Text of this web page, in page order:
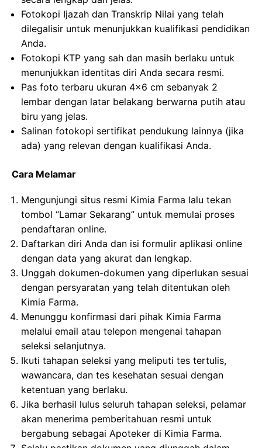
Fotokopi Ijazah dan Transkrip Nilai yang telah
dilegalisir untuk menunjukkan kualifikasi pendidikan
Anda.
Fotokopi KTP yang sah dan masih berlaku untuk
menunjukkan identitas diri Anda secara resmi.
Pas foto terbaru ukuran 4×6 cm sebanyak 2
lembar dengan latar belakang berwarna putih atau
biru yang jelas.
Salinan fotokopi sertifikat pendukung lainnya (jika
ada) yang relevan dengan kualifikasi Anda.
Cara Melamar
Mengunjungi situs resmi Kimia Farma lalu tekan
tombol “Lamar Sekarang” untuk memulai proses
pendaftaran online.
Daftarkan diri Anda dan isi formulir aplikasi online
dengan data yang akurat dan lengkap.
Unggah dokumen-dokumen yang diperlukan sesuai
dengan persyaratan yang telah ditentukan oleh
Kimia Farma.
Menunggu konfirmasi dari pihak Kimia Farma
melalui email atau telepon mengenai tahapan
seleksi selanjutnya.
Ikuti tahapan seleksi yang meliputi tes tertulis,
wawancara, dan tes kesehatan sesuai dengan
ketentuan yang berlaku.
Jika berhasil lulus seluruh tahapan seleksi, pelamar
akan menerima pemberitahuan resmi untuk
bergabung sebagai Apoteker di Kimia Farma.